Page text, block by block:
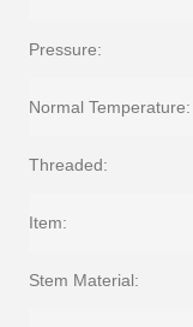
Pressure:
Normal Temperature:
Threaded:
Item:
Stem Material: